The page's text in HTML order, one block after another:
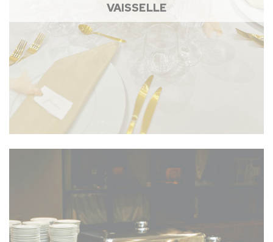
VAISSELLE